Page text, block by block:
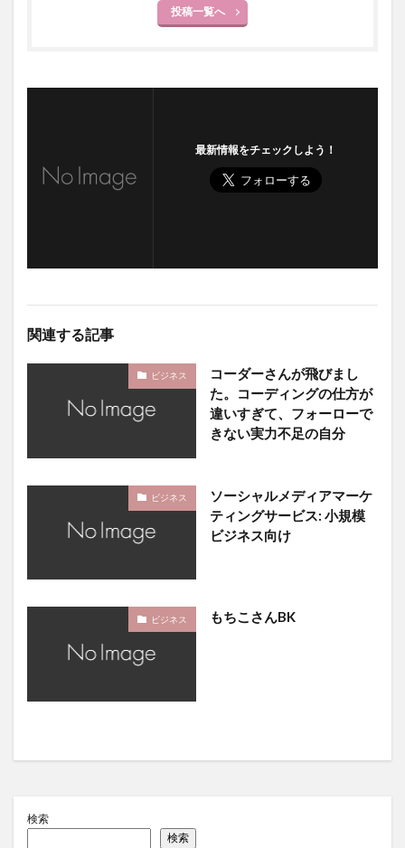
投稿一覧へ
最新情報をチェックしよう！
関連する記事
ビジネス
コーダーさんが飛びまし
た。コーディングの仕方が
違いすぎて、フォーローで
きない実力不足の自分
ビジネス
ソーシャルメディアマーケ
ティングサービス: 小規模
ビジネス向け
ビジネス もちこさんBK
検索
検索